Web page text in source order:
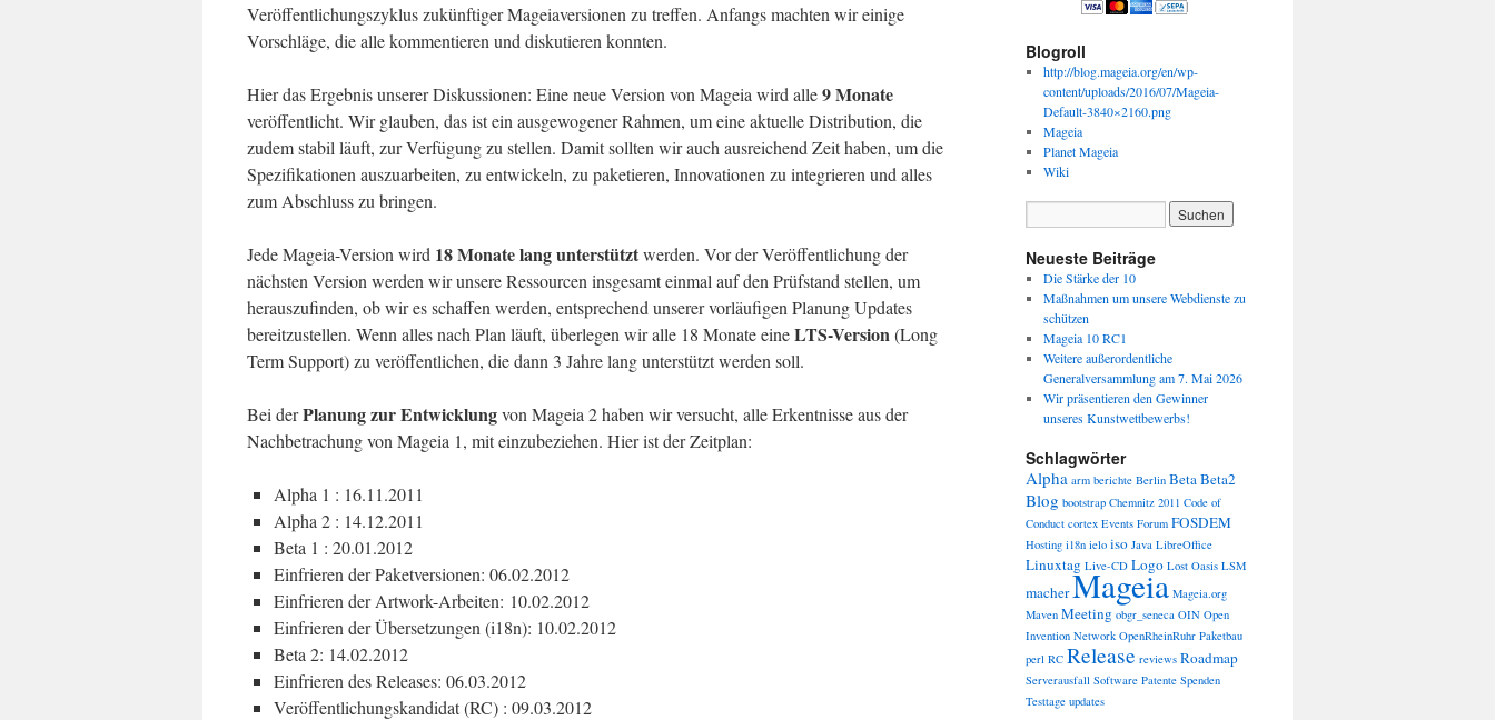
Veröffentlichungszyklus zukünftiger Mageiaversionen zu treffen. Anfangs machten wir einige
Vorschläge, die alle kommentieren und diskutieren konnten.
Hier das Ergebnis unserer Diskussionen: Eine neue Version von Mageia wird alle9 Monate
veröffentlicht. Wir glauben, das ist ein ausgewogener Rahmen, um eine aktuelle Distribution, die
zudem stabil läuft, zur Verfügung zu stellen. Damit sollten wir auch ausreichend Zeit haben, um die
Spezifikationen auszuarbeiten, zu entwickeln, zu paketieren, Innovationen zu integrieren und alles
zum Abschluss zu bringen.
Jede Mageia-Version wird 18 Monate lang unterstütztwerden. Vor der Veröffentlichung der
nächsten Version werden wir unsere Ressourcen insgesamt einmal auf den Prüfstand stellen, um
herauszufinden, ob wir es schaffen werden, entsprechend unserer vorläufigen Planung Updates
bereitzustellen. Wenn alles nach Plan läuft, überlegen wir alle 18 Monate eineLTS-Version(Long
Term Support) zu veröffentlichen, die dann 3 Jahre lang unterstützt werden soll.
Bei derPlanung zur Entwicklungvon Mageia 2 haben wir versucht, alle Erkentnisse aus der
Nachbetrachung von Mageia 1, mit einzubeziehen. Hier ist der Zeitplan:
Alpha 1 : 16.11.2011
Alpha 2 : 14.12.2011
Beta 1 : 20.01.2012
Einfrieren der Paketversionen: 06.02.2012
Einfrieren der Artwork-Arbeiten: 10.02.2012
Einfrieren der Übersetzungen (i18n): 10.02.2012
Beta 2: 14.02.2012
Einfrieren des Releases: 06.03.2012
Veröffentlichungskandidat (RC) : 09.03.2012
Blogroll
http://blog.mageia.org/en/wp-
content/uploads/2016/07/Mageia-
Default-3840×2160.png
Mageia
Planet Mageia
Wiki
Neueste Beiträge
Die Stärke der 10
Maßnahmen um unsere Webdienste zu
schützen
Mageia 10 RC1
Weitere außerordentliche
Generalversammlung am 7. Mai 2026
Wir präsentieren den Gewinner
unseres Kunstwettbewerbs!
Schlagwörter
Alpha arm berichte Berlin BetaBeta2
Blog bootstrap Chemnitz 2011 Code of
Conduct cortex Events Forum FOSDEM
Hosting i18n ielo iso Java LibreOffice
Linuxtag Live-CD Logo Lost Oasis LSM
macherMageia Mageia.org
Maven Meeting obgr_seneca OIN Open
Invention Network OpenRheinRuhr Paketbau
perl RC Release reviews Roadmap
Serverausfall Software Patente Spenden
Testtage updates